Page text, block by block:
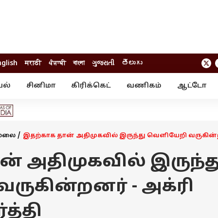
मराठी ਪੰਜਾਬੀ বাংলা ગુજરાતી తెలుగు
சினிமா கிரிக்கெட் வணிகம் ஆட்டோ
இதற்காக தான் அதிமுகவில் இருந்து வெளியேறி
அதிமுகவில்
- அக்ரி